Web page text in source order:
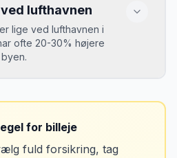
opkrævet for skader, der
fik bilen.
lufthavnen
lige ved lufthavnen i
ofte 20-30% højere
for billeje
fuld forsikring, tag